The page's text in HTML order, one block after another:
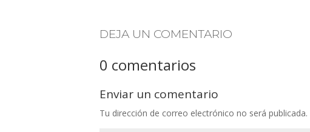
DEJA UN COMENTARIO
0 comentarios
Enviar un comentario
Tu dirección de correo electrónico no será publicada.